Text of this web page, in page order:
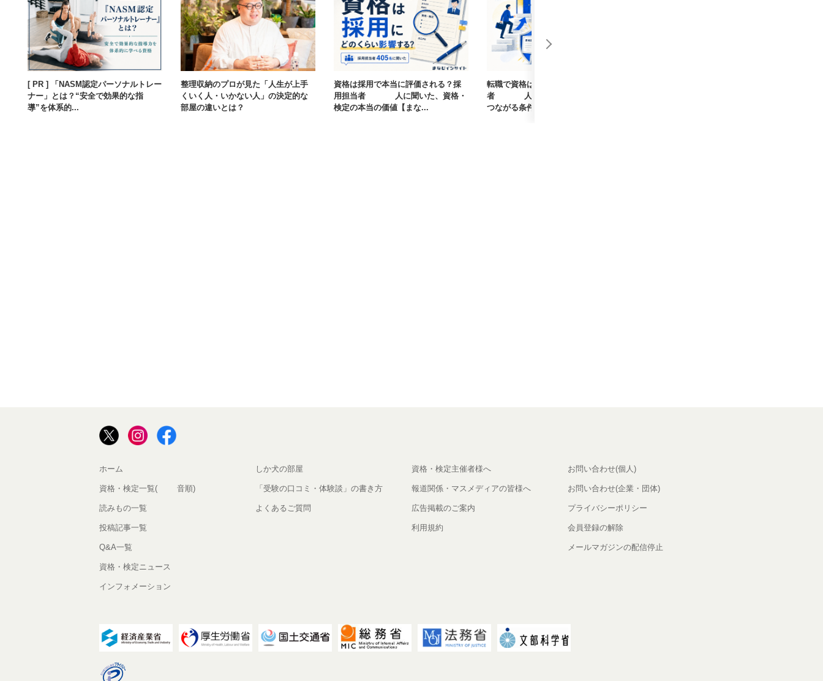
[ PR ] 「NASM認定パーソナルトレー
ナー」とは？“安全で効果的な指
導”を体系的...
整理収納のプロが見た「人生が上手
くいく人・いかない人」の決定的な
部屋の違いとは？
資格は採用で本当に評価される？採
用担当者405人に聞いた、資格・
検定の本当の価値【まな...
転職で資格は武器になる？採用担当
者405人に聞いた、資格が評価に
つながる条件【まなびイ...
ホーム
資格・検定一覧(50音順)
読みもの一覧
投稿記事一覧
Q&A一覧
資格・検定ニュース
インフォメーション
しか犬の部屋
「受験の口コミ・体験談」の書き方
よくあるご質問
資格・検定主催者様へ
報道関係・マスメディアの皆様へ
広告掲載のご案内
利用規約
お問い合わせ(個人)
お問い合わせ(企業・団体)
プライバシーポリシー
会員登録の解除
メールマガジンの配信停止